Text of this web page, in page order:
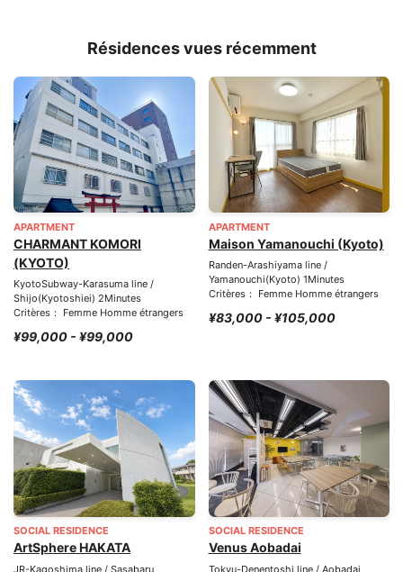
Résidences vues récemment
APARTMENT
CHARMANT KOMORI
(KYOTO)
KyotoSubway-Karasuma line /
Shijo(Kyotoshiei) 2Minutes
Critères： Femme Homme étrangers
¥99,000 - ¥99,000
APARTMENT
Maison Yamanouchi (Kyoto)
Randen-Arashiyama line /
Yamanouchi(Kyoto) 1Minutes
Critères： Femme Homme étrangers
¥83,000 - ¥105,000
SOCIAL RESIDENCE
ArtSphere HAKATA
JR-Kagoshima line / Sasabaru
SOCIAL RESIDENCE
Venus Aobadai
Tokyu-Denentoshi line / Aobadai